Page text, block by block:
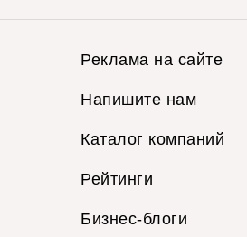
Реклама на сайте
Напишите нам
Каталог компаний
Рейтинги
Бизнес-блоги